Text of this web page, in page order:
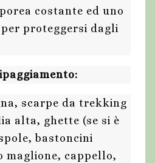
costante ed uno
proteggersi dagli
scarpe da trekking
alta, ghette (se si è
bastoncini
maglione, cappello,